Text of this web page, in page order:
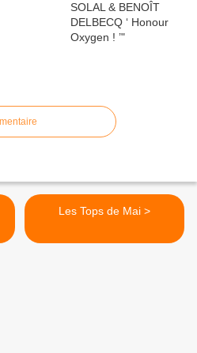
Les Tops de Mai >